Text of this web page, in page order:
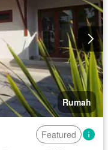
Rumah
Featured